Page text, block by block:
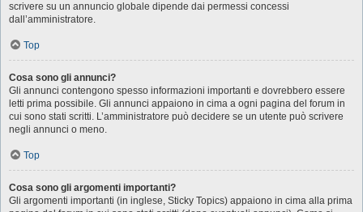
scrivere su un annuncio globale dipende dai permessi concessi
dall’amministratore.
Top
Cosa sono gli annunci?
Gli annunci contengono spesso informazioni importanti e dovrebbero essere
letti prima possibile. Gli annunci appaiono in cima a ogni pagina del forum in
cui sono stati scritti. L’amministratore può decidere se un utente può scrivere
negli annunci o meno.
Top
Cosa sono gli argomenti importanti?
Gli argomenti importanti (in inglese, Sticky Topics) appaiono in cima alla prima